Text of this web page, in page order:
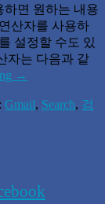
면 원하는 내용
산자를 사용하
설정할 수도 있
자는 다음과 같
→
Gmail, Search, 검